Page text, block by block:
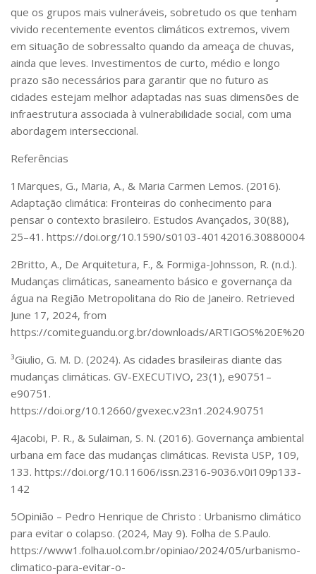
que os grupos mais vulneráveis, sobretudo os que tenham
vivido recentemente eventos climáticos extremos, vivem
em situação de sobressalto quando da ameaça de chuvas,
ainda que leves. Investimentos de curto, médio e longo
prazo são necessários para garantir que no futuro as
cidades estejam melhor adaptadas nas suas dimensões de
infraestrutura associada à vulnerabilidade social, com uma
abordagem interseccional.
Referências
1 ‌Marques, G., Maria, A., & Maria Carmen Lemos. (2016).
Adaptação climática: Fronteiras do conhecimento para
pensar o contexto brasileiro. Estudos Avançados, 30(88),
25–41. https://doi.org/10.1590/s0103-40142016.30880004
2Britto, A., De Arquitetura, F., & Formiga-Johnsson, R. (n.d.).
Mudanças climáticas, saneamento básico e governança da
água na Região Metropolitana do Rio de Janeiro. Retrieved
June 17, 2024, from
https://comiteguandu.org.br/downloads/
³Giulio, G. M. D. (2024). As cidades brasileiras diante das
mudanças climáticas. GV-EXECUTIVO, 23(1), e90751–
e90751.
https://doi.org/10.12660/gvexec.v23n1.2024.90751
4Jacobi, P. R., & Sulaiman, S. N. (2016). Governança ambiental
urbana em face das mudanças climáticas. Revista USP, 109,
133. https://doi.org/10.11606/issn.2316-9036.v0i109p133-
142
5Opinião – Pedro Henrique de Christo : Urbanismo climático
para evitar o colapso. (2024, May 9). Folha de S.Paulo.
https://www1.folha.uol.com.br/opiniao/2024/05/urbanismo-
climatico-para-evitar-o-